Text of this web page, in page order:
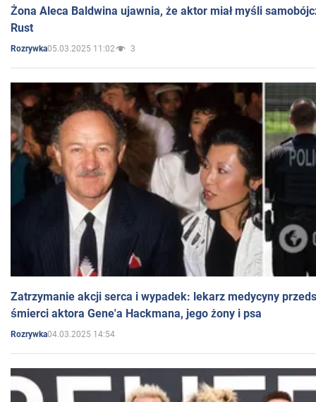
Żona Aleca Baldwina ujawnia, że aktor miał myśli
Rust
Rozrywka05.03.2025 11:02 3
Zatrzymanie akcji serca i wypadek: lekarz medycyny
śmierci aktora Gene'a Hackmana, jego żony i psa
Rozrywka04.03.2025 14:54